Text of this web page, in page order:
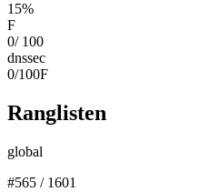
15%
F
0/ 100
dnssec
0/100F
Ranglisten
global
#565 / 1601